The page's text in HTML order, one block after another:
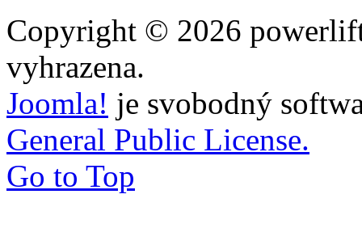
Copyright © 2026
vyhrazena.
Joomla! je svobodný
General Public License.
Go to Top